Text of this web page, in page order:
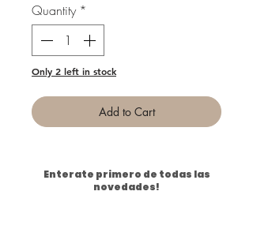
Quantity *
Only 2 left in stock
Add to Cart
Enterate primero de todas las
novedades!